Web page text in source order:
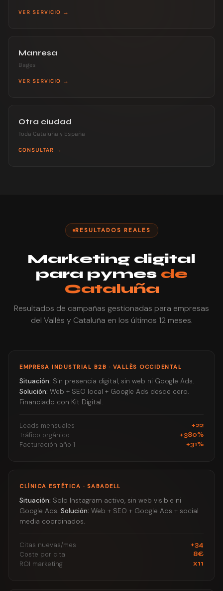
VER SERVICIO →
Manresa
Bages
VER SERVICIO →
Otra ciudad
Toda Cataluña y España
CONSULTAR →
RESULTADOS REALES
Marketing digital
para pymes de
Cataluña
Resultados de campañas gestionadas para empresas
del Vallès y Cataluña en los últimos 12 meses.
EMPRESA INDUSTRIAL B2B · VALLÈS OCCIDENTAL
Situación: Sin presencia digital, sin web ni Google Ads.
Solución: Web + SEO local + Google Ads desde cero.
Financiado con Kit Digital.
Leads mensuales +22
Tráfico orgánico +380%
Facturación año 1 +31%
CLÍNICA ESTÉTICA · SABADELL
Situación: Solo Instagram activo, sin web visible ni
Google Ads. Solución: Web + SEO + Google Ads + social
media coordinados.
Citas nuevas/mes +34
Coste por cita 8€
ROI marketing x11